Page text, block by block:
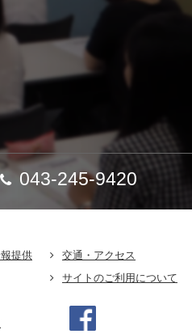
043-245-9420
提供
交通・アクセス
サイトのご利用について